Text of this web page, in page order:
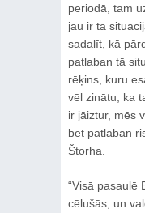
periodā, tam
jau ir tā
sadalīt, kā
patlaban tā
rēķins, kuru
vēl zinātu, ka
ir jāiztur, mēs
bet patlaban
Štorha.
“Visā pasaulē
cēlušās, un